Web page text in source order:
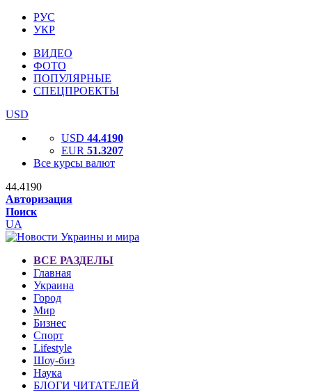
РУС
УКР
ВИДЕО
ФОТО
ПОПУЛЯРНЫЕ
СПЕЦПРОЕКТЫ
USD
USD 44.4190
EUR 51.3207
Все курсы валют
44.4190
Авторизация
Поиск
UA
ВСЕ РАЗДЕЛЫ
Главная
Украина
Город
Мир
Бизнес
Спорт
Lifestyle
Шоу-биз
Наука
БЛОГИ ЧИТАТЕЛЕЙ